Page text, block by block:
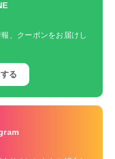
、クーポンをお届けし
る